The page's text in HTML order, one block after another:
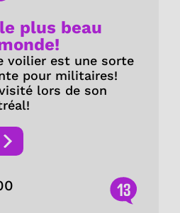
plus beau
voilier est une sorte
pour militaires!
lors de son
13